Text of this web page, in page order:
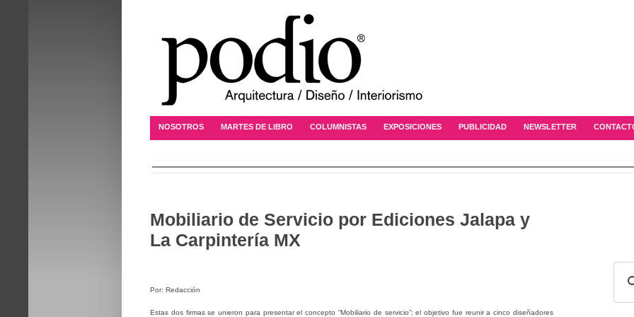
NOSOTROS MARTES DE LIBRO COLUMNISTAS EXPOSICIONES PUBLICIDAD NEWSLETTER
Mobiliario de Servicio por Ediciones Jalapa y
La Carpintería MX
Por: Redacción
Estas dos firmas se unieron para presentar el concepto “Mobiliario de servicio”; el objetivo fue reunir a cinco diseñadores